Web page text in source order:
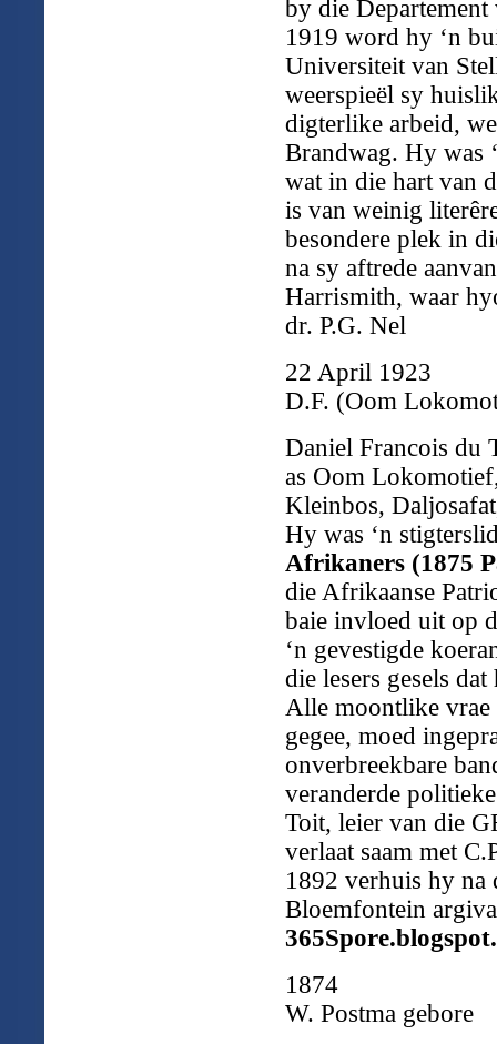
by die
1919 word hy ‘n
Universiteit van
weerspieël sy
digterlike arbeid,
Brandwag. Hy was
wat in die hart van
is van weinig
besondere plek in
na sy aftrede
Harrismith, waar
dr. P.G. Nel
22 April 1923
D.F. (Oom
Daniel Francois du
as Oom
Kleinbos,
Hy was ‘n
Afrikaners (1875
die Afrikaanse
baie invloed uit op
‘n gevestigde
die lesers gesels
Alle moontlike vrae
gegee, moed
onverbreekbare
veranderde
Toit, leier van die
verlaat saam met
1892 verhuis hy na
Bloemfontein
1874
W. Postma gebore